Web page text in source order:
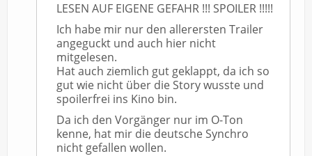
LESEN AUF EIGENE GEFAHR !!! SPOILER !!!!!
Ich habe mir nur den allerersten Trailer
angeguckt und auch hier nicht
mitgelesen.
Hat auch ziemlich gut geklappt, da ich so
gut wie nicht über die Story wusste und
spoilerfrei ins Kino bin.
Da ich den Vorgänger nur im O-Ton
kenne, hat mir die deutsche Synchro
nicht gefallen wollen.